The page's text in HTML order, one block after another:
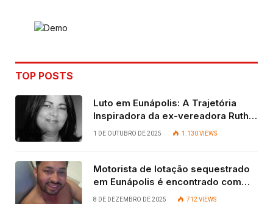
TOP POSTS
Luto em Eunápolis: A Trajetória
Inspiradora da ex-vereadora Ruth
Contadora
1 DE OUTUBRO DE 2025 1.130VIEWS
Motorista de lotação sequestrado
em Eunápolis é encontrado com
vida após quatro dias.
8 DE DEZEMBRO DE 2025 712VIEWS